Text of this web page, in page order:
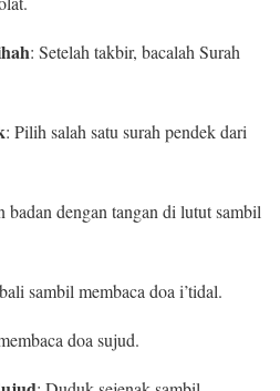
: Setelah takbir, bacalah Surah
: Pilih salah satu surah pendek dari
badan dengan tangan di lutut sambil
sambil membaca doa i’tidal.
doa sujud.